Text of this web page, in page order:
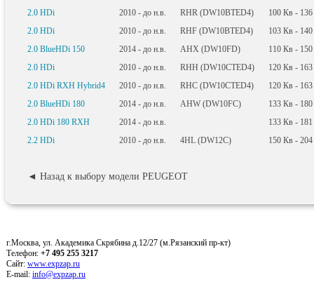
2.0 HDi
2010 - до н.в. RHR (DW10BTED4) 100 Кв - 136
2.0 HDi
2010 - до н.в. RHF (DW10BTED4) 103 Кв - 140
2.0 BlueHDi 150
2014 - до н.в. AHX (DW10FD) 110 Кв - 150
2.0 HDi
2010 - до н.в. RHH (DW10CTED4) 120 Кв - 163
2.0 HDi RXH Hybrid4
2010 - до н.в. RHC (DW10CTED4) 120 Кв - 163
2.0 BlueHDi 180
2014 - до н.в. AHW (DW10FC) 133 Кв - 180
2.0 HDi 180 RXH
2014 - до н.в. 133 Кв - 181
2.2 HDi
2010 - до н.в. 4HL (DW12C) 150 Кв - 204
◄ Назад к выбору модели PEUGEOT
г.Москва, ул. Академика Скрябина д.12/27 (м.Рязанский пр-кт)
Телефон: +7 495 255 3217
Сайт: www.expzap.ru
E-mail: info@expzap.ru